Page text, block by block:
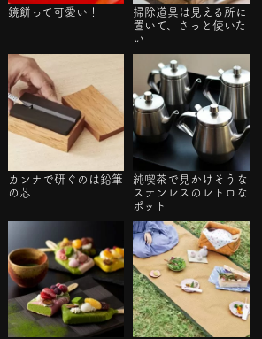
鏡餅って可愛い！
掃除道具は見える所に
置いて、さっと使いた
い
カンナで研ぐのは鉛筆
の芯
純喫茶で見かけそうな
ステンレスのレトロな
ポット